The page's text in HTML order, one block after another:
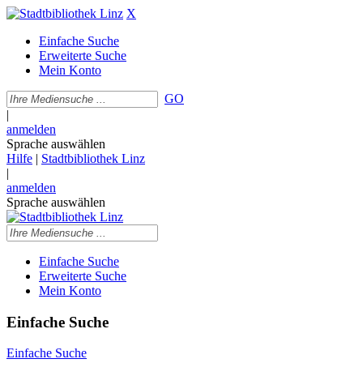
X
Einfache Suche
Erweiterte Suche
Mein Konto
GO
|
anmelden
Sprache auswählen
Hilfe | Stadtbibliothek Linz
|
anmelden
Sprache auswählen
Einfache Suche
Erweiterte Suche
Mein Konto
Einfache Suche
Einfache Suche